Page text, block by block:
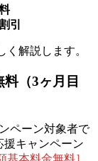
引
解説します。
（3ヶ月目
ペーン対象者で
援キャンペーン